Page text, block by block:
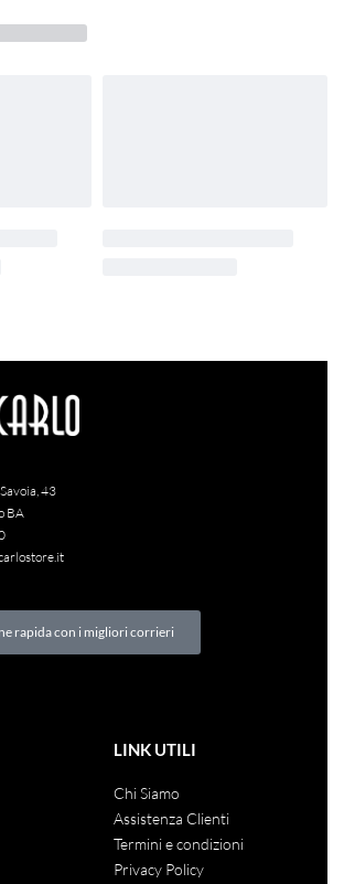
43
BA
rapida con i migliori corrieri
LINK UTILI
Chi Siamo
Assistenza Clienti
Termini e condizioni
Privacy Policy